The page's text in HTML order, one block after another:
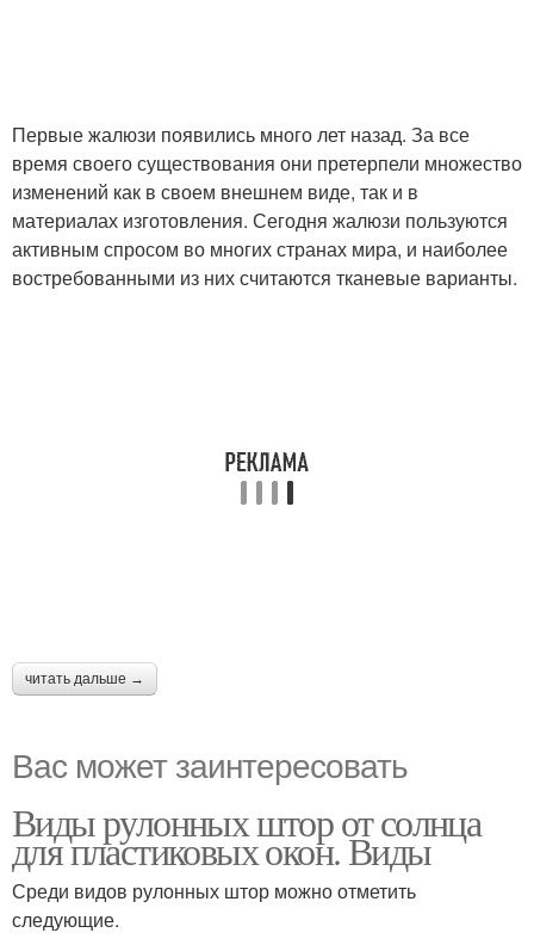
Первые жалюзи появились много лет назад. За все
время своего существования они претерпели множество
изменений как в своем внешнем виде, так и в
материалах изготовления. Сегодня жалюзи пользуются
активным спросом во многих странах мира, и наиболее
востребованными из них считаются тканевые варианты.
читать дальше →
Вас может заинтересовать
Виды рулонных штор от солнца
для пластиковых окон. Виды
Среди видов рулонных штор можно отметить
следующие.